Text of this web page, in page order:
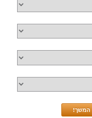
המשך!